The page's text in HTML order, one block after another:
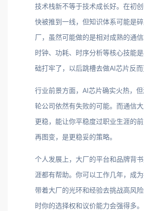
技术栈新不等于技术成长好。在初
快被推到一线，但知识体系可能是
厂，虽然可能做的是相对成熟的通
时钟、功耗、时序分析等核心技能
础打牢了，以后跳槽去做AI芯片反而
行业前景方面，AI芯片确实火热，
轮公司依然有失败的可能。而通信
更稳，能让你平稳度过职业生涯的前
再图变，是更稳妥的策略。
个人发展上，大厂的平台和品牌背
涯都有帮助。你可以工作几年，成
带着大厂的光环和经验去挑战高风
时你的选择权和议价能力会强得多。